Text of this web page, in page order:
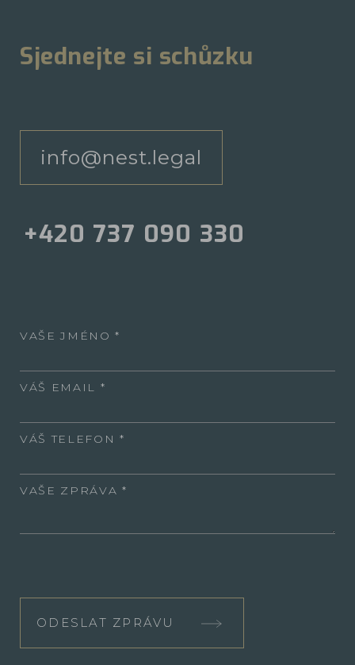
Sjednejte si schůzku
info@nest.legal
+420 737 090 330
VAŠE JMÉNO
VÁŠ EMAIL
VÁŠ TELEFON
VAŠE ZPRÁVA
ODESLAT ZPRÁVU